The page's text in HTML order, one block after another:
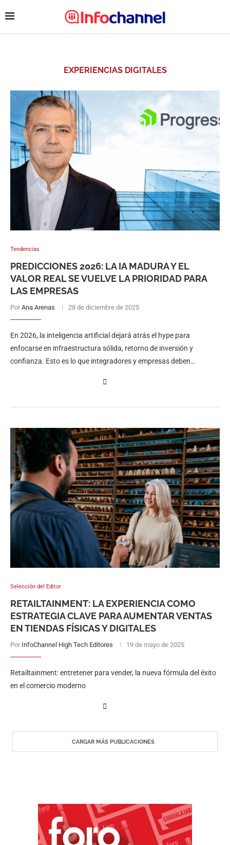
EXPERIENCIAS DIGITALES
Tendencias
PREDICCIONES 2026: LA IA MADURA Y EL
VALOR REAL SE VUELVE LA PRIORIDAD PARA
LAS EMPRESAS
Por Ana Arenas 28 de diciembre de 2025
En 2026, la inteligencia artificial dejará atrás el hype para
enfocarse en infraestructura sólida, retorno de inversión y
confianza. Esto es lo que integradores y empresas deben
Selección del Editor
RETAILTAINMENT: LA EXPERIENCIA COMO
ESTRATEGIA CLAVE PARA AUMENTAR VENTAS
EN TIENDAS FÍSICAS Y DIGITALES
Por InfoChannel High Tech Editores 19 de mayo de 2025
Retailtainment: entretener para vender, la nueva fórmula del éxito
en el comercio moderno
CARGAR MÁS PUBLICACIONES